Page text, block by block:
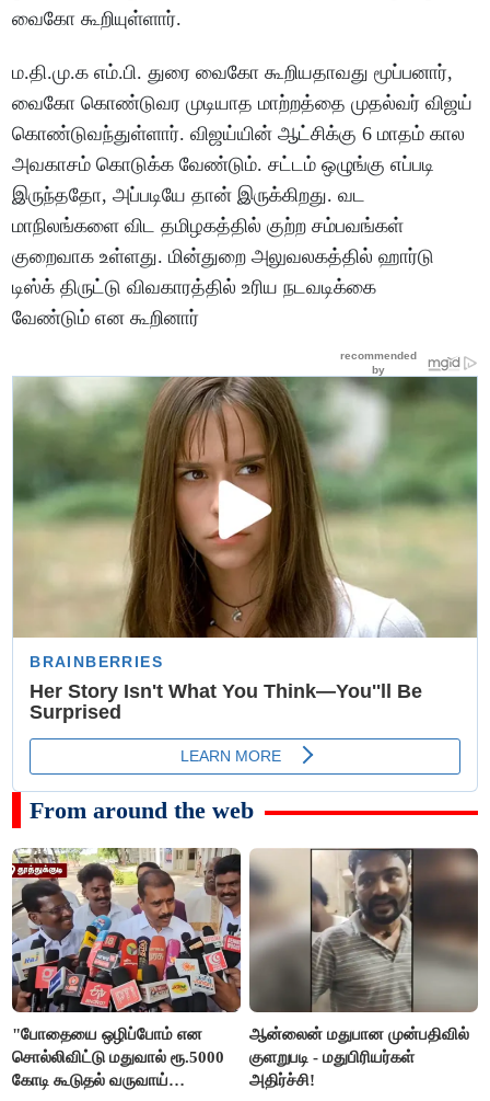
வைகோ கூறியுள்ளார்.
ம.தி.மு.க எம்.பி. துரை வைகோ கூறியதாவது மூப்பனார்,
வைகோ கொண்டுவர முடியாத மாற்றத்தை முதல்வர் விஜய்
கொண்டுவந்துள்ளார். விஜய்யின் ஆட்சிக்கு 6 மாதம் கால
அவகாசம் கொடுக்க வேண்டும். சட்டம் ஒழுங்கு எப்படி
இருந்ததோ, அப்படியே தான் இருக்கிறது. வட
மாநிலங்களை விட தமிழகத்தில் குற்ற சம்பவங்கள்
குறைவாக உள்ளது. மின்துறை அலுவலகத்தில் ஹார்டு
டிஸ்க் திருட்டு விவகாரத்தில் உரிய நடவடிக்கை
வேண்டும் என கூறினார்
From around the web
"போதையை ஒழிப்போம் என
சொல்லிவிட்டு மதுவால் ரூ.5000
கோடி கூடுதல் வருவாய்
ஆன்லைன் மதுபான முன்பதிவில்
குளறுபடி - மதுபிரியர்கள்
அதிர்ச்சி!